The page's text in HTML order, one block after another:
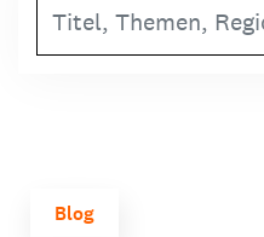
Blog